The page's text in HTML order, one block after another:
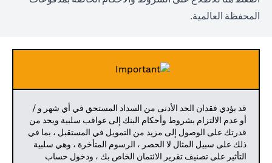
المحفظة العالمية.
قد يؤدي فقدان الحد الأدنى من السداد المستحق في أي شهر و /
أو عدم الالتزام بشروط وأحكام البنك إلى عواقب سلبية ويحد من
قدرتك على الوصول إلى مزيد من التمويل في المستقبل ، بما في
ذلك على سبيل المثال لا الحصر ، الرسوم المتأخرة ، وهي سلبية
التأثير على تصنيف تقرير الائتمان الخاص بك ، ودخول حساب